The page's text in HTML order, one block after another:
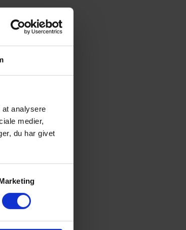
analysere
medier,
du har givet